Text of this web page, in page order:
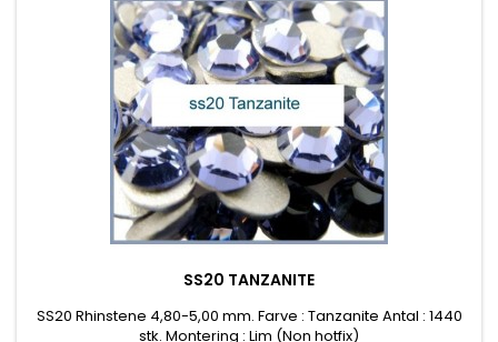
SS20 TANZANITE
SS20 Rhinstene 4,80-5,00 mm. Farve : Tanzanite Antal : 1440
stk. Montering : Lim (Non hotfix)